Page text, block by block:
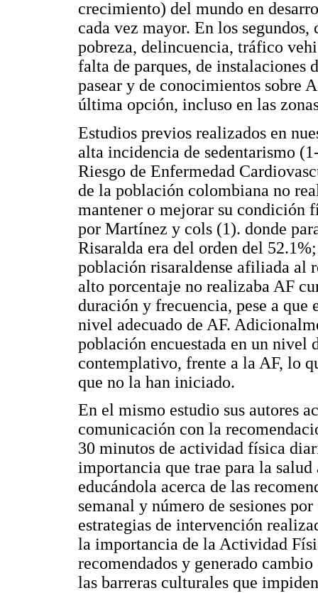
crecimiento) del mundo en
cada vez mayor. En los
pobreza, delincuencia, tráfico
falta de parques, de instalaciones
pasear y de conocimientos sobre
última opción, incluso en las
Estudios previos realizados en
alta incidencia de sedentarismo
Riesgo de Enfermedad
de la población colombiana no
mantener o mejorar su condición
por Martínez y cols (1). donde
Risaralda era del orden del
población risaraldense afiliada al
alto porcentaje no realizaba AF
duración y frecuencia, pese a que
nivel adecuado de AF.
población encuestada en un nivel
contemplativo, frente a la AF, lo
que no la han iniciado.
En el mismo estudio sus autores
comunicación con la
30 minutos de actividad física
importancia que trae para la
educándola acerca de las
semanal y número de sesiones
estrategias de intervención
la importancia de la Actividad
recomendados y generado
las barreras culturales que